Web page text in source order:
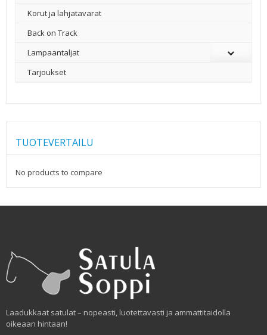
Korut ja lahjatavarat
Back on Track
Lampaantaljat
Tarjoukset
TUOTEVERTAILU
No products to compare
Laadukkaat satulat – nopeasti, luotettavasti ja ammattitaidolla
oikeaan hintaan!